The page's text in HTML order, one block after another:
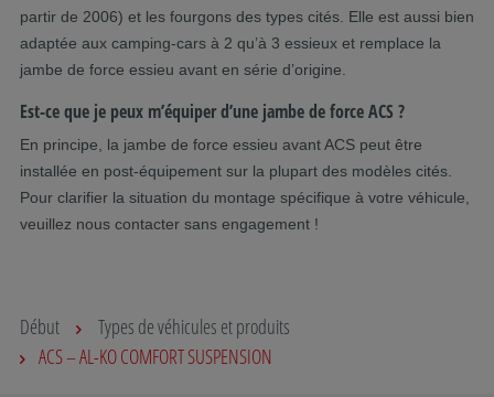
partir de 2006) et les fourgons des types cités. Elle est aussi bien
adaptée aux camping-cars à 2 qu’à 3 essieux et remplace la
jambe de force essieu avant en série d’origine.
Est-ce que je peux m’équiper d’une jambe de force ACS ?
En principe, la jambe de force essieu avant ACS peut être
installée en post-équipement sur la plupart des modèles cités.
Pour clarifier la situation du montage spécifique à votre véhicule,
veuillez nous contacter sans engagement !
Début
Types de véhicules et produits
ACS – AL-KO COMFORT SUSPENSION